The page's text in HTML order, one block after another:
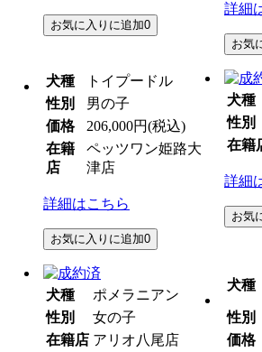
お気に入りに追加0
詳細
お気
犬種
トイプードル
性別
男の子
価格
206,000円(税込)
在籍
店
ペッツワン姫路大
津店
詳細はこちら
お気に入りに追加0
犬種
性別
在籍
詳細
お気
犬種
ポメラニアン
性別
女の子
在籍店 アリオ八尾店
犬種
性別
価格